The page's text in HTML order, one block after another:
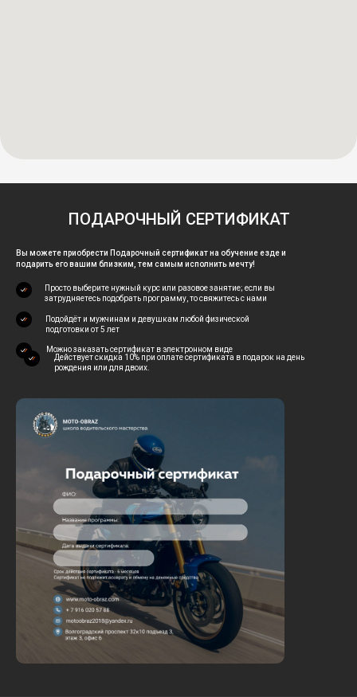
Вы можете приобрести Подарочный сертификат на обучение езде и
подарить его вашим близким, тем самым исполнить мечту!
Можно заказать сертификат в электронном виде
Подойдёт и мужчинам и девушкам любой физической
подготовки от 5 лет
Просто выберите нужный курс или разовое занятие; если вы
затрудняетесь подобрать программу, то свяжитесь с нами
ПОДАРОЧНЫЙ СЕРТИФИКАТ
Действует скидка 10% при оплате сертификата в подарок на день
рождения или для двоих.